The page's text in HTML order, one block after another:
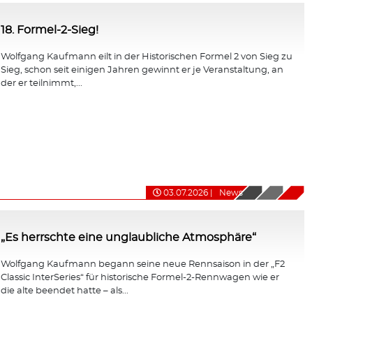
18. Formel-2-Sieg!
Wolfgang Kaufmann eilt in der Historischen Formel 2 von Sieg zu
Sieg, schon seit einigen Jahren gewinnt er je Veranstaltung, an
der er teilnimmt,...
03.07.2026 News
„Es herrschte eine unglaubliche Atmosphäre“
Wolfgang Kaufmann begann seine neue Rennsaison in der „F2
Classic InterSeries“ für historische Formel-2-Rennwagen wie er
die alte beendet hatte – als...